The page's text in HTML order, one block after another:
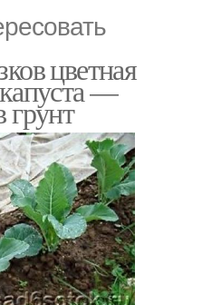
цветная
—
грунт